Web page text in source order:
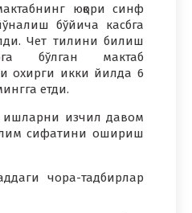
юқори синф
бўйича касбга
Чет тилини билиш
бўлган мактаб
охирги икки йилда 6
етди.
ишларни изчил давом
сифатини ошириш
чора-тадбирлар